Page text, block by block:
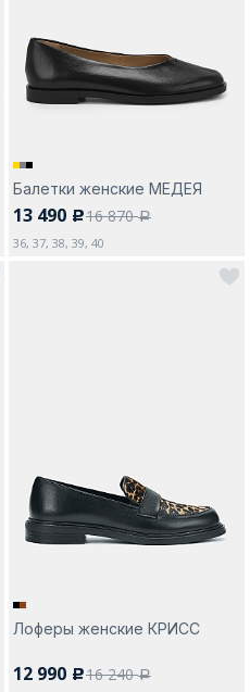
Балетки женские МЕДЕЯ
13 490 c16 870a
36, 37, 38, 39, 40
Лоферы женские КРИСС
12 990 c16 240a